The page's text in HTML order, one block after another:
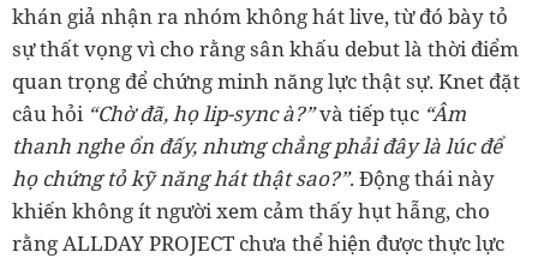
khán giả nhận ra nhóm không hát live, từ đó bày tỏ
sự thất vọng vì cho rằng sân khấu debut là thời điểm
quan trọng để chứng minh năng lực thật sự. Knet đặt
câu hỏi “Chờ đã, họ lip-sync à?”và tiếp tục “Âm
thanh nghe ổn đấy, nhưng chẳng phải đây là lúc để
họ chứng tỏ kỹ năng hát thật sao?”. Động thái này
khiến không ít người xem cảm thấy hụt hẫng, cho
rằng ALLDAY PROJECT chưa thể hiện được thực lực